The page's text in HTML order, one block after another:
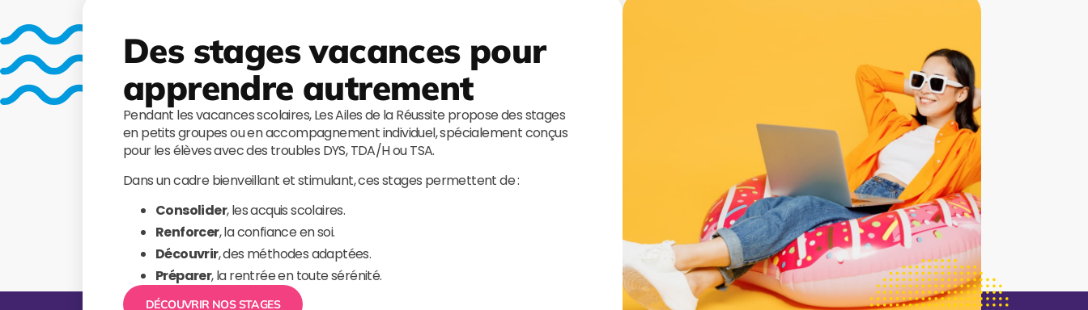
Des stages vacances pour
apprendre autrement
Pendant les vacances scolaires, Les Ailes de la Réussite propose des stages
en petits groupes ou en accompagnement individuel, spécialement conçus
pour les élèves avec des troubles DYS, TDA/H ou TSA.
Dans un cadre bienveillant et stimulant, ces stages permettent de :
Consolider, les acquis scolaires.
Renforcer, la confiance en soi.
Découvrir, des méthodes adaptées.
Préparer, la rentrée en toute sérénité.
DÉCOUVRIR NOS STAGES